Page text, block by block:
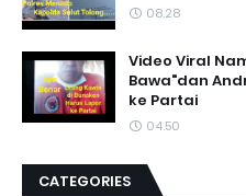
08.28
Video Viral
Bawa"dan
ke Partai
04.50
CATEGORIES